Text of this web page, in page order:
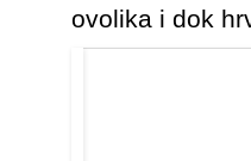
ovolika i dok